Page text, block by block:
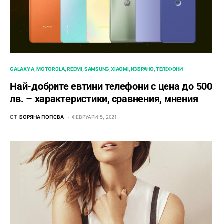
GALAXY A MOTOROLA REDMI SAMSUNG XIAOMI ИЗБРАНО ТЕЛЕФОНИ
Най-добрите евтини телефони с ценa до 500
лв. – характeристики, сравнения, мнения
ОТ БОРЯНА ПОПОВА ФЕВРУАРИ 5, 2021